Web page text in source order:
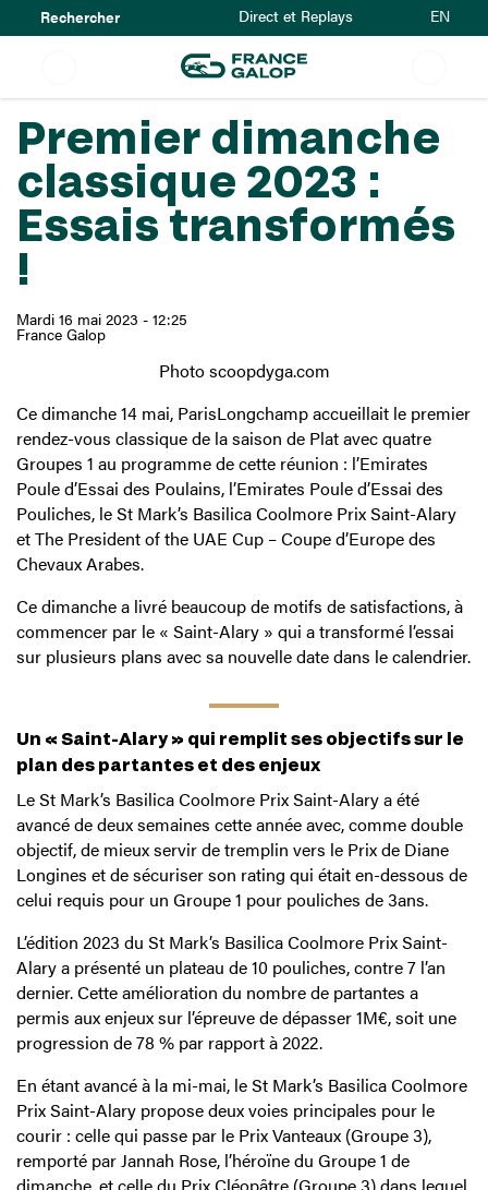
Aller
au
contenu
principal
Rechercher Direct et Replays EN
Premier dimanche
classique 2023 :
Essais transformés
!
Mardi 16 mai 2023 - 12:25
France Galop
Photo scoopdyga.com
Ce dimanche 14 mai, ParisLongchamp accueillait le premier
rendez-vous classique de la saison de Plat avec quatre
Groupes 1 au programme de cette réunion : l’Emirates
Poule d’Essai des Poulains, l’Emirates Poule d’Essai des
Pouliches, le St Mark’s Basilica Coolmore Prix Saint-Alary
et The President of the UAE Cup – Coupe d’Europe des
Chevaux Arabes.
Ce dimanche a livré beaucoup de motifs de satisfactions, à
commencer par le « Saint-Alary » qui a transformé l’essai
sur plusieurs plans avec sa nouvelle date dans le calendrier.
Un « Saint-Alary » qui remplit ses objectifs sur le
plan des partantes et des enjeux
Le St Mark’s Basilica Coolmore Prix Saint-Alary a été
avancé de deux semaines cette année avec, comme double
objectif, de mieux servir de tremplin vers le Prix de Diane
Longines et de sécuriser son rating qui était en-dessous de
celui requis pour un Groupe 1 pour pouliches de 3ans.
L’édition 2023 du St Mark’s Basilica Coolmore Prix Saint-
Alary a présenté un plateau de 10 pouliches, contre 7 l’an
dernier. Cette amélioration du nombre de partantes a
permis aux enjeux sur l’épreuve de dépasser 1M€, soit une
progression de 78 % par rapport à 2022.
En étant avancé à la mi-mai, le St Mark’s Basilica Coolmore
Prix Saint-Alary propose deux voies principales pour le
courir : celle qui passe par le Prix Vanteaux (Groupe 3),
remporté par Jannah Rose, l’héroïne du Groupe 1 de